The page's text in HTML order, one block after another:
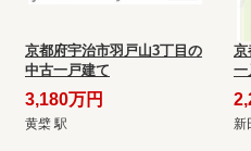
京都府宇治市羽戸山3丁目の
中古一戸建て
3,180万円
黄檗 駅
京
一
新